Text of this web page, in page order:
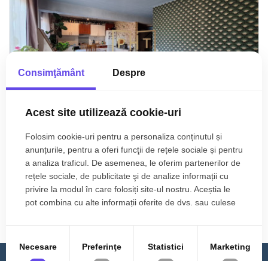
Apartament cu 5 camere de vânzare 133 mp,
zona Muzeul Apei!
5 Camere 2 Bai 133 m2
Consimţământ Despre
Acest site utilizează cookie-uri
Folosim cookie-uri pentru a personaliza conținutul și
anunțurile, pentru a oferi funcţii de rețele sociale și pentru
a analiza traficul. De asemenea, le oferim partenerilor de
rețele sociale, de publicitate şi de analize informații cu
privire la modul în care folosiți site-ul nostru. Aceștia le
pot combina cu alte informații oferite de dvs. sau culese
Necesare Preferinţe Statistici Marketing